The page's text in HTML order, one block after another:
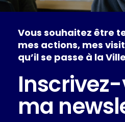
Vous souhaitez être
mes actions, mes
qu’ilse passe à la
ma